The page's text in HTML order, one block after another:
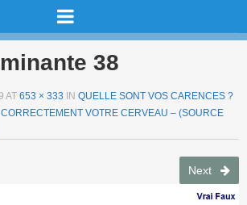
38
AT 653 × 333 IN QUELLE SONT VOS CARENCES ?
VOTRE CERVEAU – (SOURCE
Next